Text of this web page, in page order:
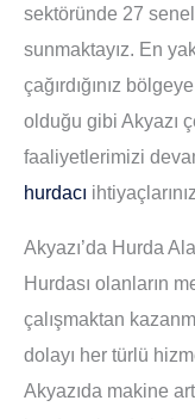
sektöründe 27
sunmaktayız. En
çağırdığınız
olduğu gibi Akyazı
faaliyetlerimizi
hurdacı
Akyazı’da Hurda
Hurdası olanların
çalışmaktan
dolayı her türlü
Akyazıda makine